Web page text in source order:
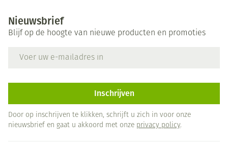
Nieuwsbrief
Blijf op de hoogte van nieuwe producten en promoties
Inschrijven
Door op inschrijven te klikken, schrijft u zich in voor onze
nieuwsbrief en gaat u akkoord met onze privacy policy.